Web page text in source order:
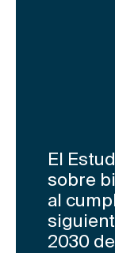
El
sobre
al
2030